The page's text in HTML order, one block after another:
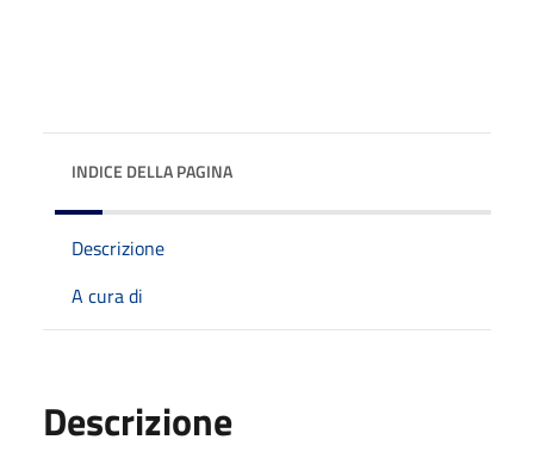
INDICE DELLA PAGINA
Descrizione
A cura di
Descrizione